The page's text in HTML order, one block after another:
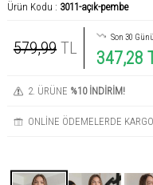
Ürün Kodu : 3011-açık-pembe
579,99 TL
Son 30
347,28
2. ÜRÜNE %10 İNDİRİM!
ONLİNE ÖDEMELERDE KARGO